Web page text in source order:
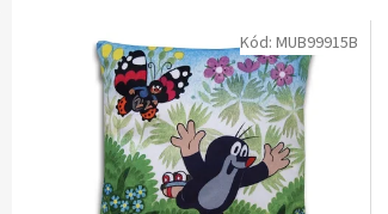
Kód: MUB99915B